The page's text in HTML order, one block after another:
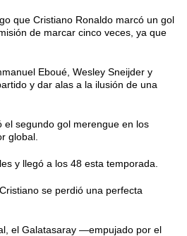
que Cristiano Ronaldo marcó un gol
de marcar cinco veces, ya que
Eboué, Wesley Sneijder y
y dar alas a la ilusión de una
el segundo gol merengue en los
global.
y llegó a los 48 esta temporada.
se perdió una perfecta
el Galatasaray —empujado por el